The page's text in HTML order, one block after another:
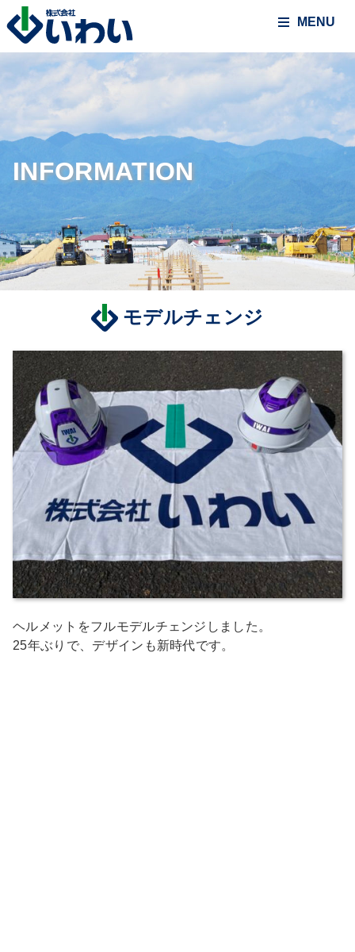
MENU
INFORMATION
モデルチェンジ
ヘルメットをフルモデルチェンジしました。
25年ぶりで、デザインも新時代です。